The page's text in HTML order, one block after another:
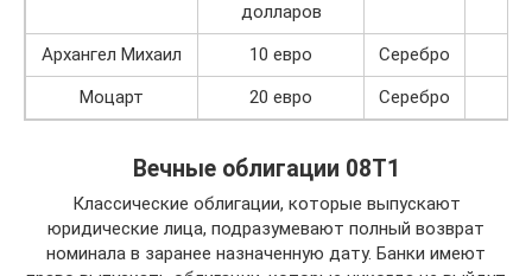
долларов
Архангел Михаил 10 евро Серебро
Моцарт
20 евро Серебро
Вечные облигации 08Т1
Классические облигации, которые выпускают
юридические лица, подразумевают полный возврат
номинала в заранее назначенную дату. Банки имеют